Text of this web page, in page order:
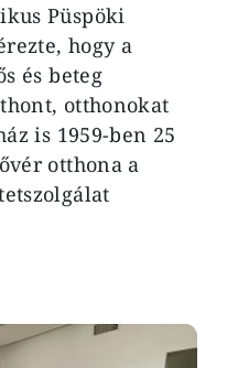
Püspöki
hogy a
és beteg
otthonokat
is 1959-ben 25
otthona a